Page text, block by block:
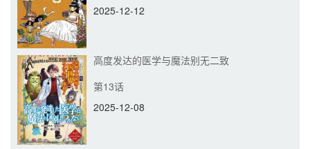
2025-12-12
高度发达的医学与魔法别无二致
第13话
2025-12-08